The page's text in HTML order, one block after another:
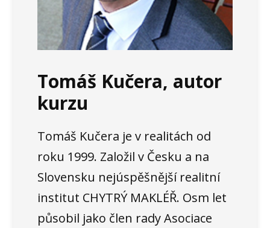
Tomáš Kučera, autor
kurzu
Tomáš Kučera je v realitách od
roku 1999. Založil v Česku a na
Slovensku nejúspěšnější realitní
institut CHYTRÝ MAKLÉŘ. Osm let
působil jako člen rady Asociace